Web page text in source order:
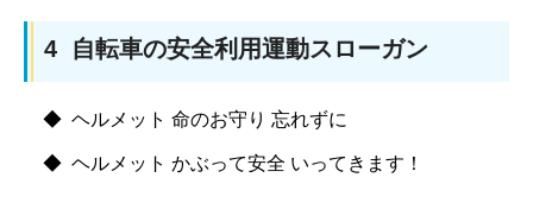
4 自転車の安全利用運動スローガン
◆ ヘルメット 命のお守り 忘れずに
◆ ヘルメット かぶって安全 いってきます！